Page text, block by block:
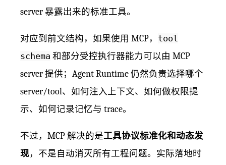
server 暴露出来的标准工具。
对应到前文结构，如果使用 MCP， tool
schema 和部分受控执行器能力可以由 MCP
server 提供；Agent Runtime 仍然负责选择哪个
server/tool、如何注入上下文、如何做权限提
示、如何记录记忆与 trace。
不过，MCP 解决的是工具协议标准化和动态发
现，不是自动消灭所有工程问题。实际落地时